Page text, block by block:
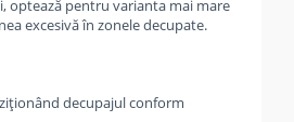
optează pentru varianta mai mare
excesivă în zonele decupate.
decupajul conform